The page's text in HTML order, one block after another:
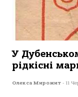
У
рідкісні
Олекса Мирожит - 11